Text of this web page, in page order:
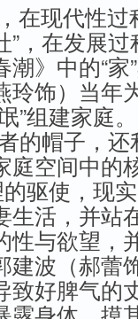
现代性过
，在发展
》中的“家
玲饰）当年
”组建家庭
的帽子，
庭空间中的
驱使，现
生活，并站
性与欲望，
建波（郝蕾
致好脾气的